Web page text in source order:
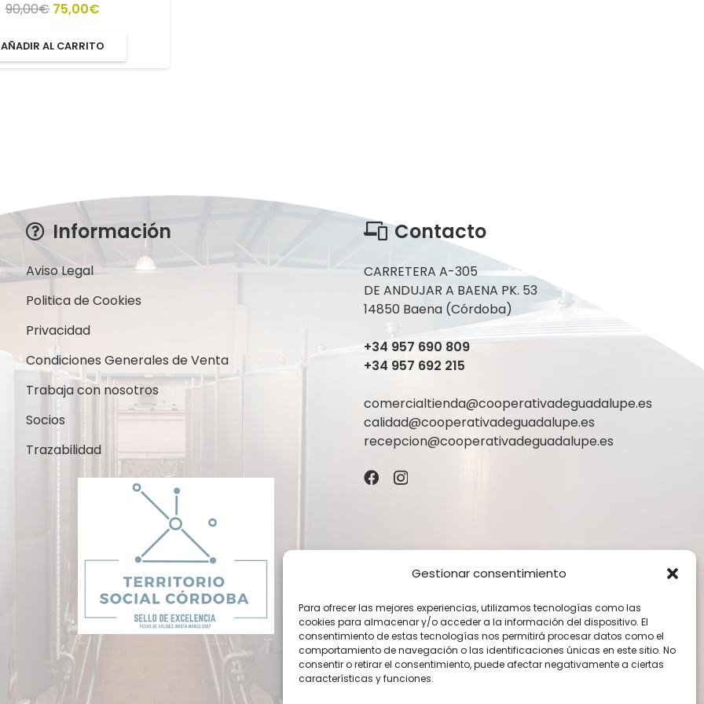
Gestionar consentimiento
Para ofrecer las mejores experiencias, utilizamos tecnologías como las
cookies para almacenar y/o acceder a la información del dispositivo. El
consentimiento de estas tecnologías nos permitirá procesar datos como el
comportamiento de navegación o las identificaciones únicas en este sitio. No
consentir o retirar el consentimiento, puede afectar negativamente a ciertas
características y funciones.
90,00€ El
original
75,00€
actual
AÑADIR AL CARRITO
Información
Aviso Legal
Politica de Cookies
Privacidad
Condiciones Generales de Venta
Trabaja con nosotros
Socios
Trazabilidad
Contacto
CARRETERA A-305
DE ANDUJAR A BAENA PK. 53
14850 Baena (Córdoba)
+34 957 690 809
+34 957 692 215
comercialtienda@cooperativadeguadalupe.es
calidad@cooperativadeguadalupe.es
recepcion@cooperativadeguadalupe.es